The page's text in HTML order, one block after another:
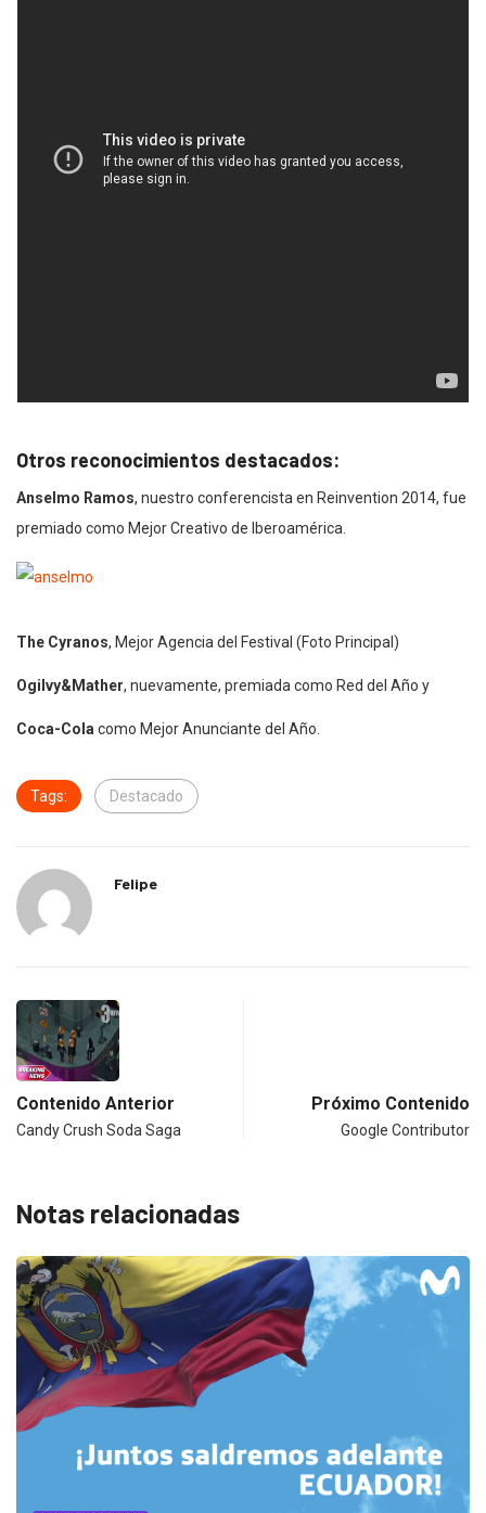
Otros reconocimientos destacados:
Anselmo Ramos, nuestro conferencista en Reinvention 2014, fue
premiado como Mejor Creativo de Iberoamérica.
The Cyranos, Mejor Agencia del Festival (Foto Principal)
Ogilvy&Mather, nuevamente, premiada como Red del Año y
Coca-Cola como Mejor Anunciante del Año.
Tags: Destacado
Felipe
Contenido Anterior
Candy Crush Soda Saga
Próximo Contenido
Google Contributor
Notas relacionadas